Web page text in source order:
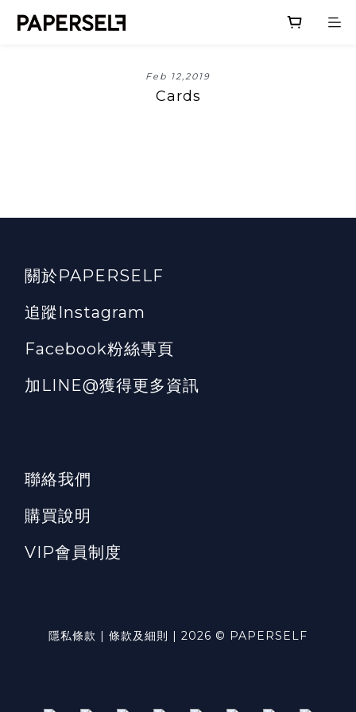
Feb 12,2019
Cards
關於PAPERSELF
追蹤Instagram
Facebook粉絲專頁
加LINE@獲得更多資訊
聯絡我們
購買說明
VIP會員制度
隱私條款 | 條款及細則 | 2026 © PAPERSELF